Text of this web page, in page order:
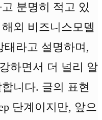
분명히 적고 있
외 비즈니스모델
태라고 설명하며,
하면서 더 널리 알
니다. 글의 표현
단계이지만, 앞으